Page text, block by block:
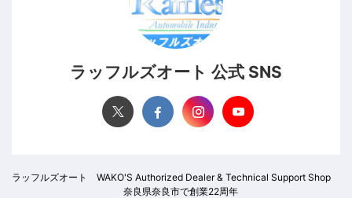
ラッフルズオート 公式 SNS
ラッフルズオート WAKO'S Authorized Dealer & Technical Support Shop
奈良県奈良市で創業22周年